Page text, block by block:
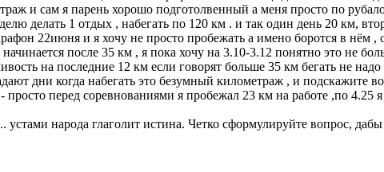
и сам я парень хорошо подготолвенный а меня просто по
делать 1 отдых , набегать по 120 км . и так один день 20 км,
22июня и я хочу не просто пробежать а имено боротся в нём
после 35 км , я пока хочу на 3.10-3.12 понятно это не
на последние 12 км если говорят больше 35 км бегать не
дни когда набегать это безумный километраж , и
- просто перед соревнованиями я пробежал 23 км на работе ,по
устами народа глаголит истина. Четко сформулируйте вопрос,